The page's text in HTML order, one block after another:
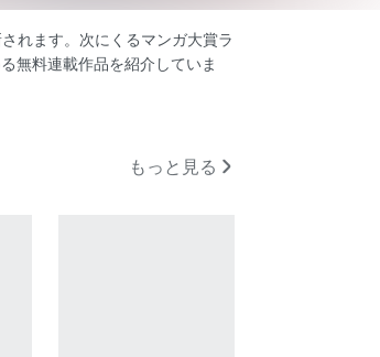
れます。次にくるマンガ大賞ラ
無料連載作品を紹介していま
もっと見る